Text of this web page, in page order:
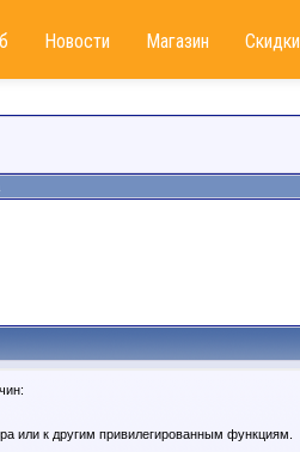
Новости Магазин Скидки
или к другим привилегированным функциям.